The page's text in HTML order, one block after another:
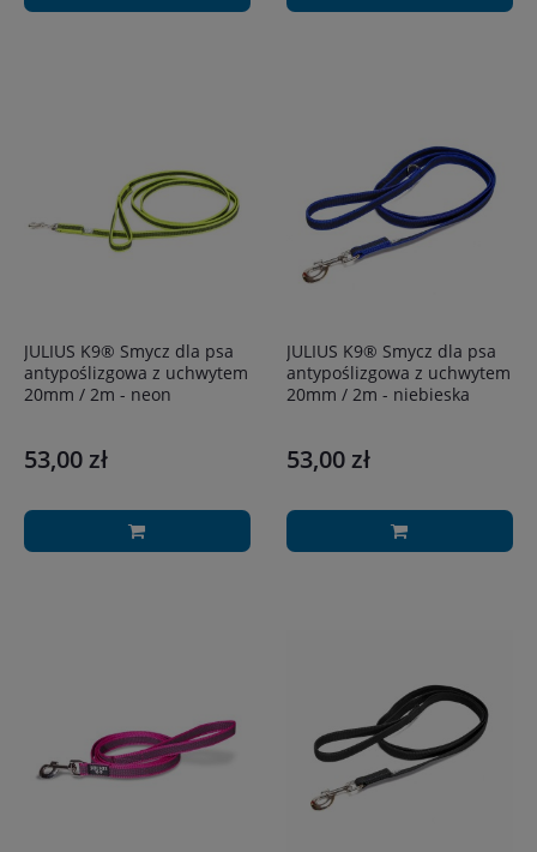
JULIUS K9® Smycz dla psa
antypoślizgowa z uchwytem
20mm / 2m - neon
53,00 zł
JULIUS K9® Smycz dla psa
antypoślizgowa z uchwytem
20mm / 2m - niebieska
53,00 zł